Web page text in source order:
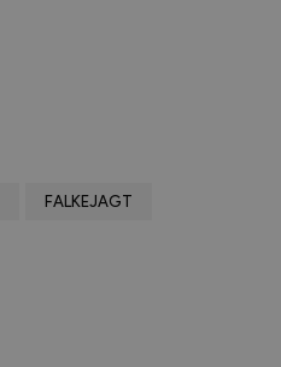
FALKEJAGT